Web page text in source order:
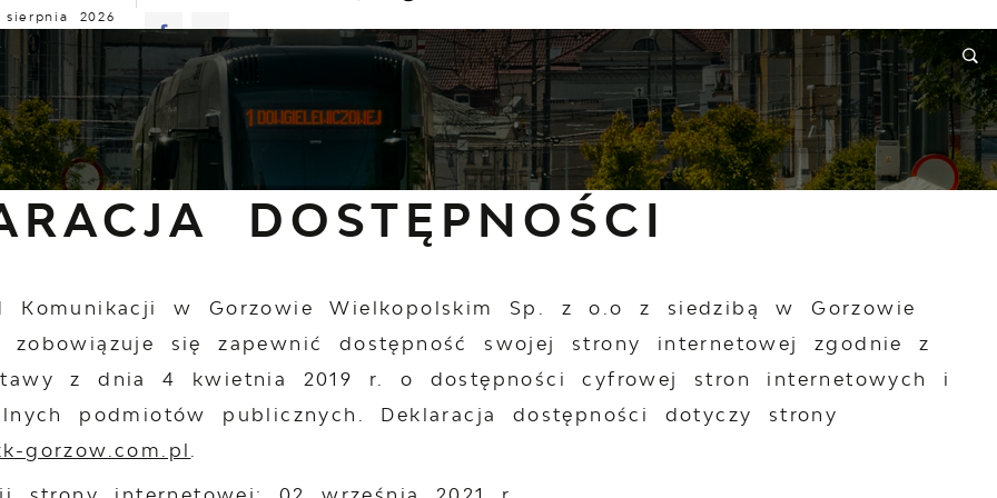
2026
KOMUNIKATY NASZA OFERTA INFORMACJE WNIOSKI I REKLAMACJE KONTAKT
dostępności
DOSTĘPNOŚCI
Komunikacji w Gorzowie Wielkopolskim Sp. z o.o z siedzibą w Gorzowie
zobowiązuje się zapewnić dostępność swojejstrony internetowej
zgodnie z
z dnia 4 kwietnia 2019 r. o dostępności cyfrowej stron internetowych i
podmiotów publicznych. Deklaracja dostępności dotyczy strony
gorzow.com.pl